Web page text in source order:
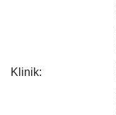
Klinik: